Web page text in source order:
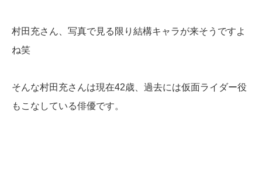
村田充さん、写真で見る限り結構キャラが来そうですよ
ね笑
そんな村田充さんは現在42歳、過去には仮面ライダー役
もこなしている俳優です。